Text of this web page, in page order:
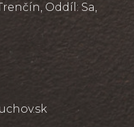
Oddíl: Sa,